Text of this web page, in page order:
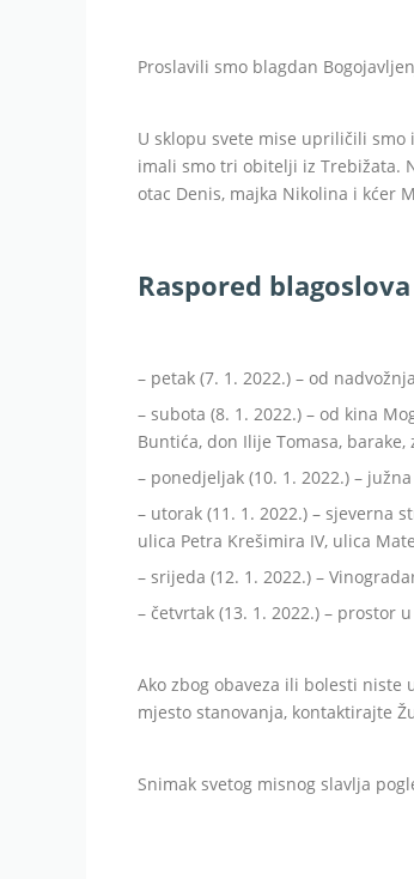
Proslavili smo blagdan
U sklopu svete mise upriličili smo
imali smo tri obitelji iz Trebižata.
otac Denis, majka Nikolina i kćer
Raspored
– petak (7. 1. 2022.) – od
– subota (8. 1. 2022.) – od kina
Buntića, don Ilije Tomasa,
– ponedjeljak (10. 1. 2022.) –
– utorak (11. 1. 2022.) – sjeverna
ulica Petra Krešimira IV, ulica
– srijeda (12. 1. 2022.) –
– četvrtak (13. 1. 2022.) – prostor
Ako zbog obaveza ili bolesti
mjesto stanovanja, kontaktirajte
Snimak svetog misnog slavlja